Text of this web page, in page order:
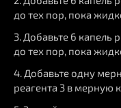
до тех пор, пока
3. Добавьте 6 капель
до тех пор, пока
4. Добавьте одну
реагента 3 в мерную